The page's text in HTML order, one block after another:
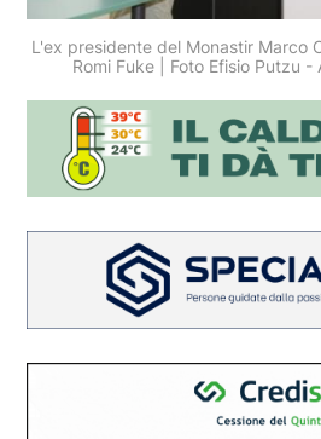
L'ex presidente del Monastir Marco
Romi Fuke | Foto Efisio Putzu -